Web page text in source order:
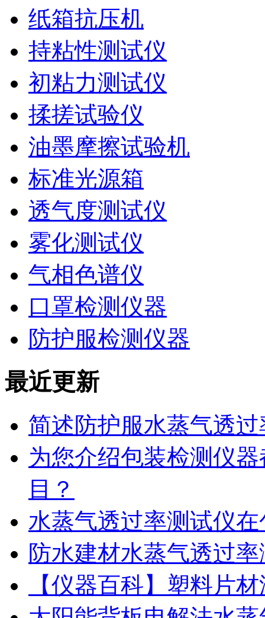
纸箱抗压机
持粘性测试仪
初粘力测试仪
揉搓试验仪
油墨摩擦试验机
标准光源箱
透气度测试仪
雾化测试仪
气相色谱仪
口罩检测仪器
防护服检测仪器
最近更新
简述防护服水蒸气透
为您介绍包装检测仪
目？
水蒸气透过率测试仪
防水建材水蒸气透过
【仪器百科】塑料片